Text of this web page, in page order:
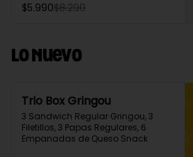
$5.990$8.290
Lo Nuevo
Trio Box Gringou
3 Sandwich Regular Gringou, 3
Filetillos, 3 Papas Regulares, 6
Empanadas de Queso Snack